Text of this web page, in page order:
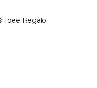
Idee Regalo